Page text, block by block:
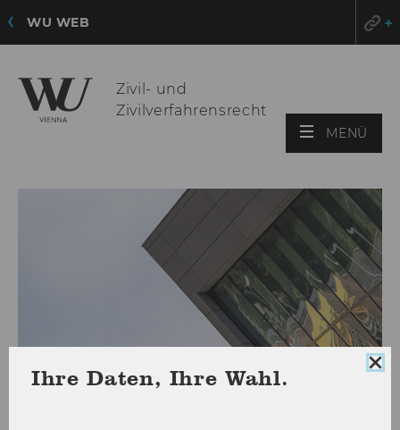
WU WEB
Zivil- und
Zivilverfahrensrecht
MENÜ
Ihre Daten, Ihre Wahl.